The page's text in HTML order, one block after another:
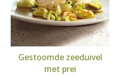
Gestoomde zeeduivel
met prei